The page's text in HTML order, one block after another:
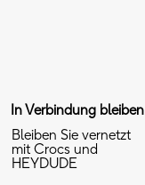
In Verbindung bleiben
Bleiben Sie vernetzt
mit Crocs und
HEYDUDE